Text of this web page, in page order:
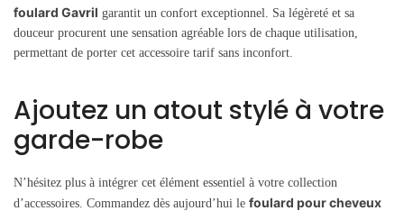
foulard Gavril garantit un confort exceptionnel. Sa légèreté et sa
douceur procurent une sensation agréable lors de chaque utilisation,
permettant de porter cet accessoire tarif sans inconfort.
Ajoutez un atout stylé à votre
garde-robe
N’hésitez plus à intégrer cet élément essentiel à votre collection
d’accessoires. Commandez dès aujourd’hui le foulard pour cheveux